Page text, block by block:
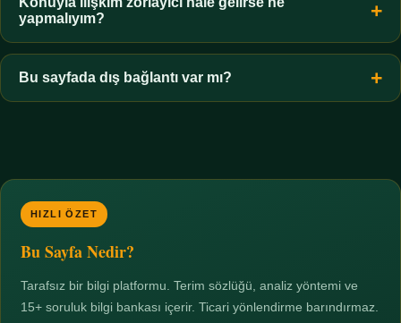
zorunluluktur.
yapmalıyım?
Zaman sınırı koyun, harcadığınız süreyi ölçün ve gerekirse
profesyonel destek alın. Türkiye'de ücretsiz danışma hatları
mevcuttur; yardım istemek güçlü bir adımdır.
Bu sayfada dış bağlantı var mı?
HIZLI ÖZET
Bu Sayfa Nedir?
Tarafsız bir bilgi platformu. Terim sözlüğü, analiz yöntemi ve
15+ soruluk bilgi bankası içerir. Ticari yönlendirme barındırmaz.